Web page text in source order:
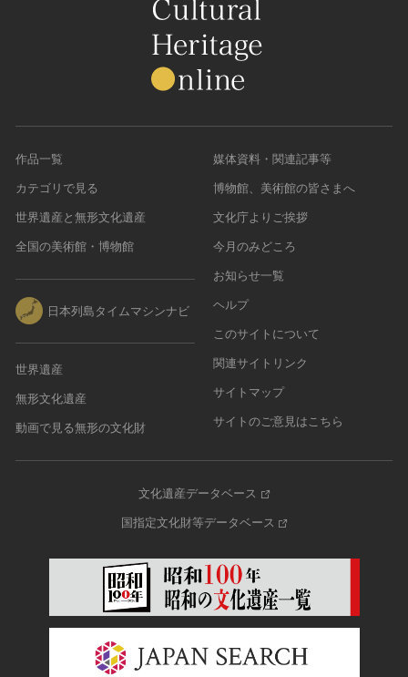
文化的景観
伝統的建造物群
武家町
宿場町
その他
文化財保存技術
建造物
美術工芸品
作品一覧
カテゴリで見る
世界遺産と無形文化遺産
全国の美術館・博物館
日本列島タイムマシンナビ
世界遺産
無形文化遺産
動画で見る無形の文化財
媒体資料・関連記事等
博物館、美術館の皆さまへ
文化庁よりご挨拶
今月のみどころ
お知らせ一覧
ヘルプ
このサイトについて
関連サイトリンク
サイトマップ
サイトのご意見はこちら
文化遺産データベース
国指定文化財等データベース